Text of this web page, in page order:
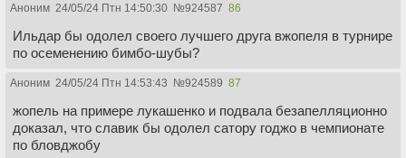
Аноним 24/05/24 Птн 14:50:30 №924587 86
Ильдар бы одолел своего лучшего друга вжопеля в турнире
по осеменению бимбо-шубы?
Аноним 24/05/24 Птн 14:53:43 №924589 87
жопель на примере лукашенко и подвала безапелляционно
доказал, что славик бы одолел сатору годжо в чемпионате
по бловджобу